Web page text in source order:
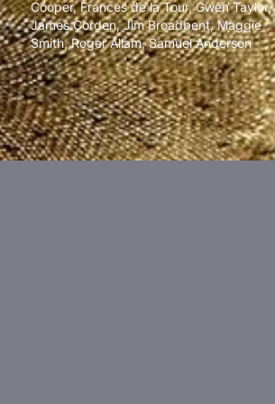
Cooper,Frances de la Tour,Gwen Taylor,
James Corden,Jim Broadbent,Maggie
Smith,Roger Allam,Samuel Anderson